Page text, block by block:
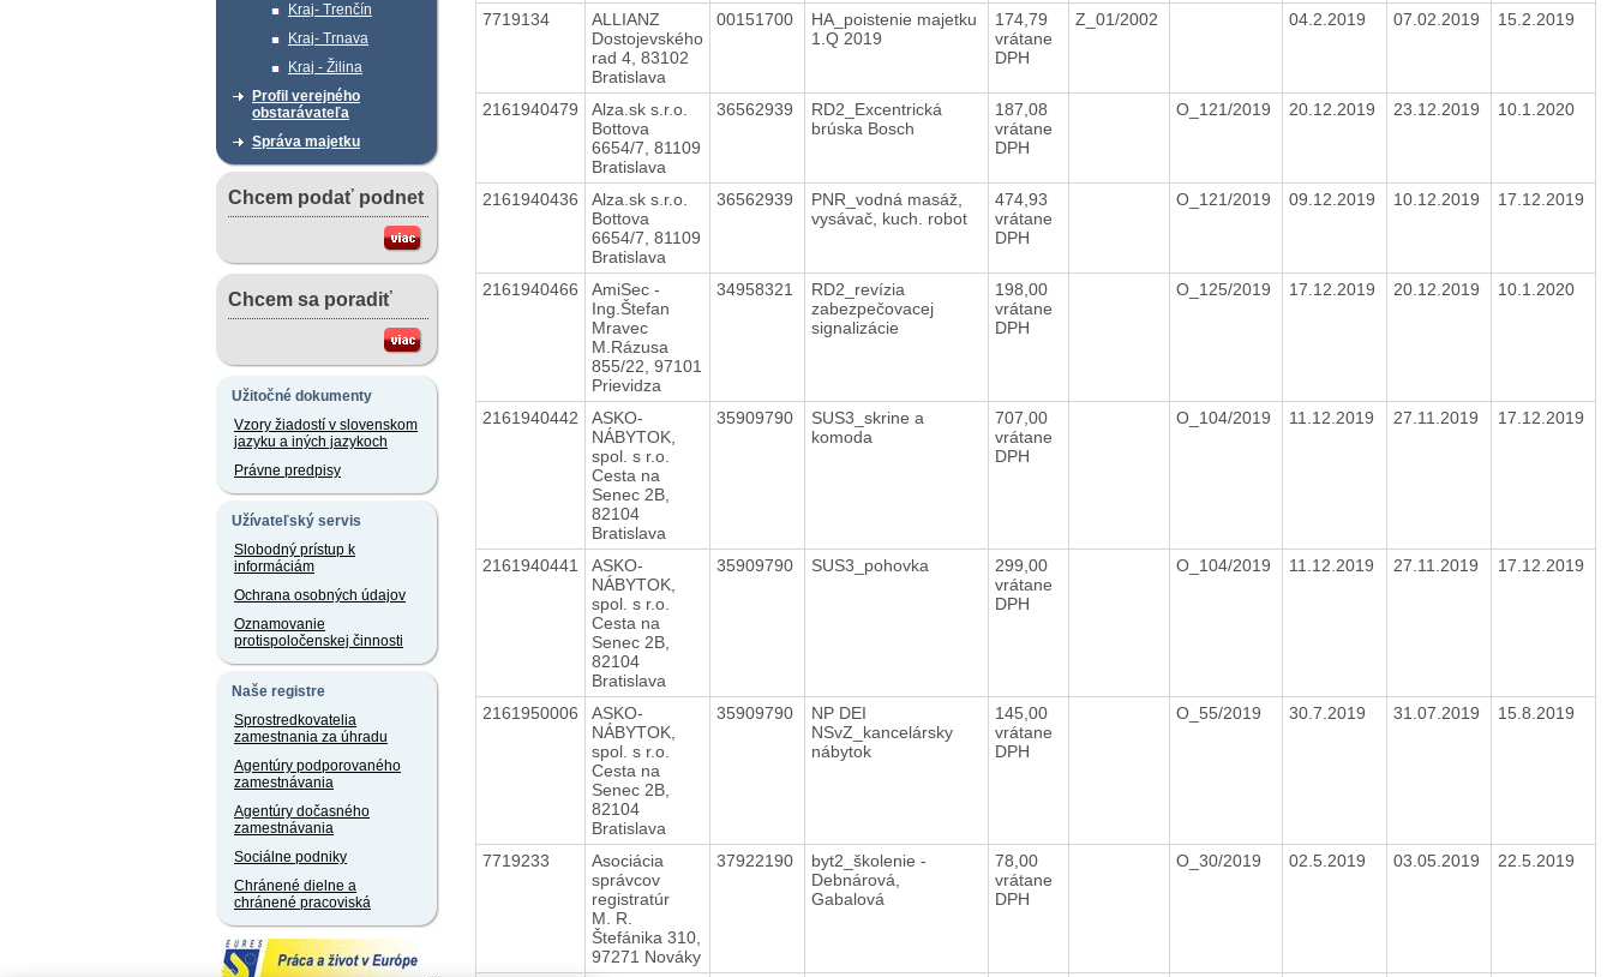
Kraj- Trenčín
Kraj- Trnava
Kraj - Žilina
Profil verejného
obstarávateľa
Správa majetku
Chcem podať podnet
Chcem sa poradiť
Užitočné dokumenty
Vzory žiadostí v slovenskom
jazyku a iných jazykoch
Právne predpisy
Užívateľský servis
Slobodný prístup k
informáciám
Ochrana osobných údajov
Oznamovanie
protispoločenskej činnosti
Naše registre
Sprostredkovatelia
zamestnania za úhradu
Agentúry podporovaného
zamestnávania
Agentúry dočasného
zamestnávania
Sociálne podniky
Chránené dielne a
chránené pracoviská
7719134
ALLIANZ
Dostojevského
rad 4, 83102
Bratislava
00151700
HA_poistenie majetku
1.Q 2019
174,79
vrátane
DPH
Z_01/2002 04.2.2019 07.02.2019 15.2.2019
2161940479
Alza.sk s.r.o.
Bottova
6654/7, 81109
Bratislava
36562939
RD2_Excentrická
brúska Bosch
187,08
vrátane
DPH
O_121/2019 20.12.2019 23.12.2019 10.1.2020
2161940436
Alza.sk s.r.o.
Bottova
6654/7, 81109
Bratislava
36562939
PNR_vodná masáž,
vysávač, kuch. robot
474,93
vrátane
DPH
O_121/2019 09.12.2019 10.12.2019 17.12.2019
2161940466
AmiSec -
Ing.Štefan
Mravec
M.Rázusa
855/22, 97101
Prievidza
34958321
RD2_revízia
zabezpečovacej
signalizácie
198,00
vrátane
DPH
O_125/2019 17.12.2019 20.12.2019 10.1.2020
2161940442
ASKO-
NÁBYTOK,
spol. s r.o.
Cesta na
Senec 2B,
82104
Bratislava
35909790
SUS3_skrine a
komoda
707,00
vrátane
DPH
O_104/2019 11.12.2019 27.11.2019 17.12.2019
2161940441
ASKO-
NÁBYTOK,
spol. s r.o.
Cesta na
Senec 2B,
82104
Bratislava
35909790 SUS3_pohovka
299,00
vrátane
DPH
O_104/2019 11.12.2019 27.11.2019 17.12.2019
2161950006
ASKO-
NÁBYTOK,
spol. s r.o.
Cesta na
Senec 2B,
82104
Bratislava
35909790
NP DEI
NSvZ_kancelársky
nábytok
145,00
vrátane
DPH
O_55/2019 30.7.2019 31.07.2019 15.8.2019
7719233
Asociácia
správcov
registratúr
M. R.
Štefánika 310,
97271 Nováky
37922190
byt2_školenie -
Debnárová,
Gabalová
78,00
vrátane
DPH
O_30/2019 02.5.2019 03.05.2019 22.5.2019